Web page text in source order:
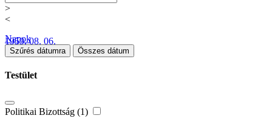
>
<
1959. 08. 06.
Napok
Szűrés dátumra Összes dátum
Testület
Politikai Bizottság (1)